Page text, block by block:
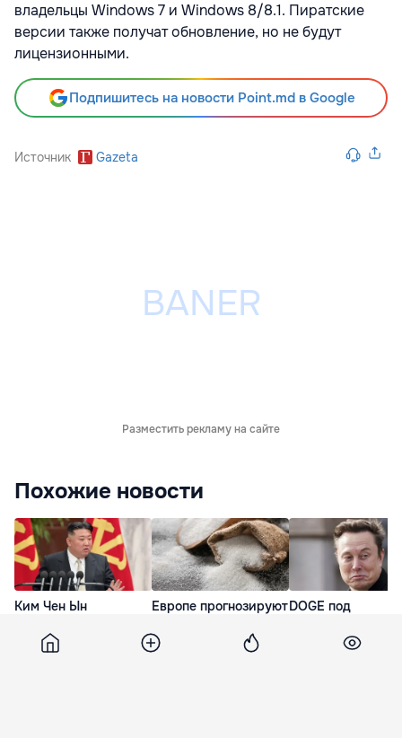
владельцы Windows 7 и Windows 8/8.1. Пиратские
версии также получат обновление, но не будут
лицензионными.
Подпишитесь на новости Point.md в Google
Источник Gazeta
Разместить рекламу на сайте
Похожие новости
Ким Чен Ын
на фоне войны
России против
Европе прогнозируют
десятилетие
снижение
DOGE под
Маска
ложную